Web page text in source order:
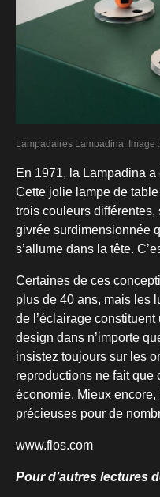
Lampadaires Lampadina. Image
En 1971, la Lampadina
Cette jolie lampe de
trois couleurs
givrée surdimensionnée
s’allume dans la tête.
Certaines de ces
plus de 40 ans, mais les
de l’éclairage
design dans n’importe
insistez toujours sur les
reproductions ne fait que
économie. Mieux
précieuses pour de
www.flos.com
Pour d’autres lectures